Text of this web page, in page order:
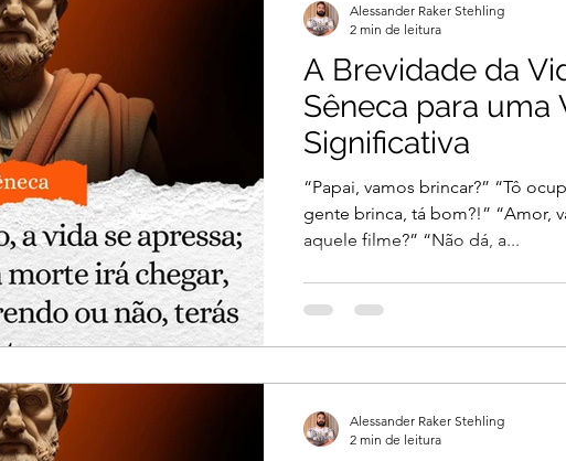
A Brevidade da
Sêneca para uma
Significativa
“Papai, vamos brincar?” “Tô
gente brinca, tá bom?!” “Amor,
aquele filme?” “Não dá, a...
Alessander Raker Stehling
2 min de leitura
Alessander Raker Stehling
2 min de leitura